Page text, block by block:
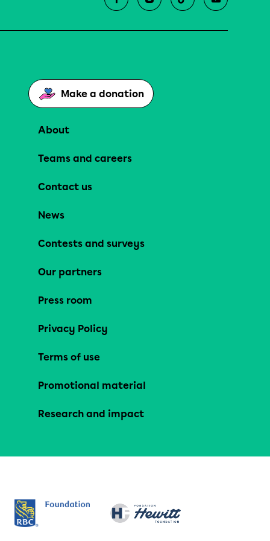
Make a donation
About
Teams and careers
Contact us
News
Contests and surveys
Our partners
Press room
Privacy Policy
Terms of use
Promotional material
Research and impact